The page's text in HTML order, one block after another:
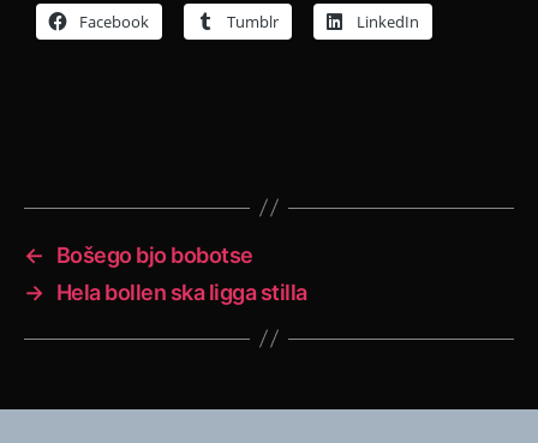
Facebook Tumblr LinkedIn
←
Bošego bjo bobotse
→ Hela bollen ska ligga stilla